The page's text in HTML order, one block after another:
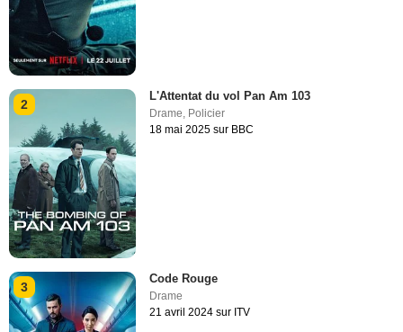
2
L'Attentat du vol Pan Am 103
Drame, Policier
18 mai 2025 sur BBC
3
Code Rouge
Drame
21 avril 2024 sur ITV